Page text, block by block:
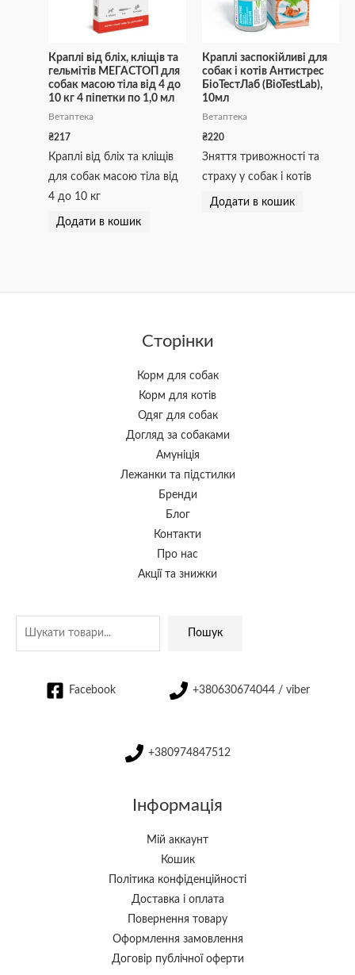
Краплі від бліх, кліщів та
гельмітів МЕГАСТОП для
собак масою тіла від 4 до
10 кг 4 піпетки по 1,0 мл
Ветаптека
₴217
Краплі від бліх та кліщів
для собак масою тіла від
4 до 10 кг
Додати в кошик
Краплі заспокійливі для
собак і котів Антистрес
БіоТестЛаб (BioTestLab),
10мл
Ветаптека
₴220
Зняття тривожності та
страху у собак і котів
Додати в кошик
Сторінки
Корм для собак
Корм для котів
Одяг для собак
Догляд за собаками
Амуніція
Лежанки та підстилки
Бренди
Блог
Контакти
Про нас
Акції та знижки
Пошук
Facebook +380630674044 / viber
+380974847512
Інформація
Мій аккаунт
Кошик
Політика конфіденційності
Доставка і оплата
Повернення товару
Оформлення замовлення
Договір публічної оферти